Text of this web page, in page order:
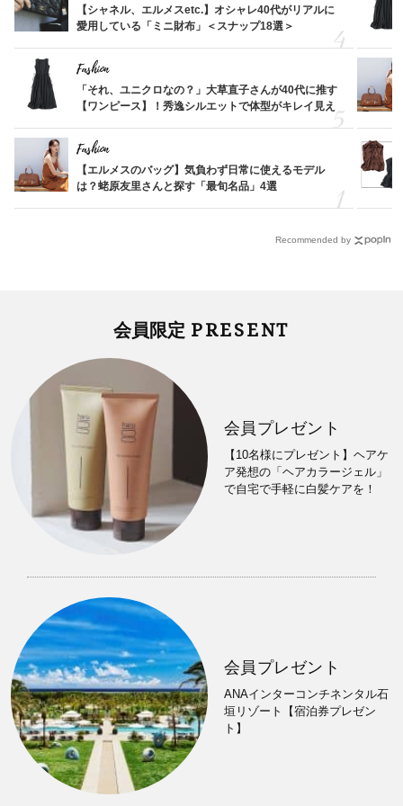
【シャネル、エルメスetc.】オシャレ40代がリアルに
愛用している「ミニ財布」＜スナップ18選＞
Fashion
「それ、ユニクロなの？」大草直子さんが40代に推す
【ワンピース】！秀逸シルエットで体型がキレイ見え
Fashion
【エルメスのバッグ】気負わず日常に使えるモデル
は？蛯原友里さんと探す「最旬名品」4選
Recommended by
会員限定 PRESENT
会員プレゼント
【10名様にプレゼント】ヘアケ
ア発想の「ヘアカラージェル」
で自宅で手軽に白髪ケアを！
会員プレゼント
ANAインターコンチネンタル石
垣リゾート【宿泊券プレゼン
ト】